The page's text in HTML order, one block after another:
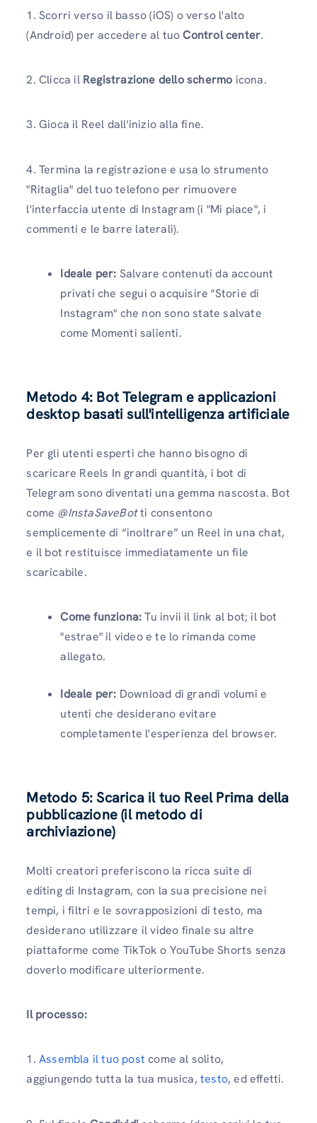
1. Scorri verso il basso (iOS) o verso l'alto
(Android) per accedere al tuoControl center.
2. Clicca il Registrazione dello schermo icona.
3. Gioca il Reel dall'inizio alla fine.
4. Termina la registrazione e usa lo strumento
"Ritaglia" del tuo telefono per rimuovere
l'interfaccia utente di Instagram (i "Mi piace", i
commenti e le barre laterali).
Ideale per: Salvare contenuti da account
privati ​​che segui o acquisire "Storie di
Instagram" che non sono state salvate
come Momenti salienti.
Metodo 4: Bot Telegram e applicazioni
desktop basati sull'intelligenza artificiale
Per gli utenti esperti che hanno bisogno di
scaricare Reels In grandi quantità, i bot di
Telegram sono diventati una gemma nascosta. Bot
come @InstaSaveBotti consentono
semplicemente di “inoltrare” un Reel in una chat,
e il bot restituisce immediatamente un file
scaricabile.
Come funziona:Tu invii il link al bot; il bot
"estrae" il video e te lo rimanda come
allegato.
Ideale per: Download di grandi volumi e
utenti che desiderano evitare
completamente l'esperienza del browser.
Metodo 5: Scarica il tuo Reel Prima della
pubblicazione (il metodo di
archiviazione)
Molti creatori preferiscono la ricca suite di
editing di Instagram, con la sua precisione nei
tempi, i filtri e le sovrapposizioni di testo, ma
desiderano utilizzare il video finale su altre
piattaforme come TikTok o YouTube Shorts senza
doverlo modificare ulteriormente.
Il processo:
1. Assembla il tuo post come al solito,
aggiungendo tutta la tua musica, testo, ed effetti.